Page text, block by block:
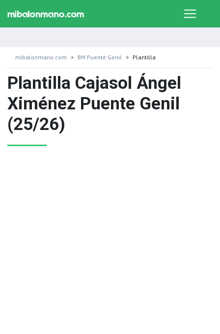
mibalonmano.com BM Puente Genil Plantilla
Plantilla Cajasol Ángel
Ximénez Puente Genil
(25/26)